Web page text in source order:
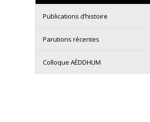
Publications d’histoire
Parutions récentes
Colloque AÉDDHUM